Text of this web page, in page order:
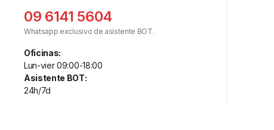
09 6141 5604
Whatsapp exclusivo de asistente BOT.
Oficinas:
Lun-vier 09:00-18:00
Asistente BOT:
24h/7d